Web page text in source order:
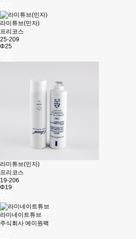
라미튜브(민자)
프리코스
25-209
Φ25
라미튜브(민자)
프리코스
19-206
Φ19
라미네이트튜브
주식회사 에이원팩